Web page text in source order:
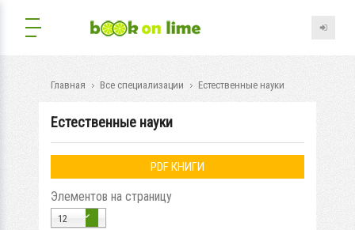
Главная Все специализации Естественные науки
Естественные науки
PDF КНИГИ
Элементов на страницу
12